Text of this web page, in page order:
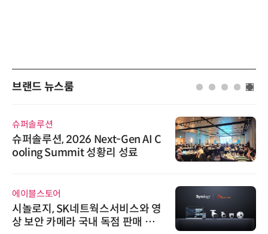
브랜드 뉴스룸
슈퍼솔루션
슈퍼솔루션, 2026 Next-Gen AI C
ooling Summit 성황리 성료
에이블스토어
시놀로지, SK네트웍스서비스와 영
상 보안 카메라 국내 독점 판매 파